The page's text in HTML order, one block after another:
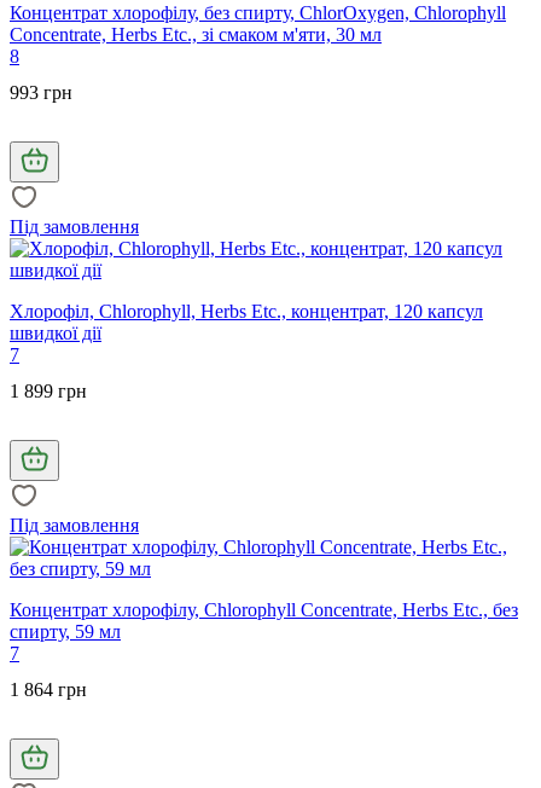
Концентрат хлорофілу, без спирту, ChlorOxygen, Chlorophyll
Concentrate, Herbs Etc., зі смаком м'яти, 30 мл
8
993 грн
Під замовлення
Хлорофіл, Chlorophyll, Herbs Etc., концентрат, 120 капсул
швидкої дії
7
1 899 грн
Під замовлення
Концентрат хлорофілу, Chlorophyll Concentrate, Herbs Etc., без
спирту, 59 мл
7
1 864 грн